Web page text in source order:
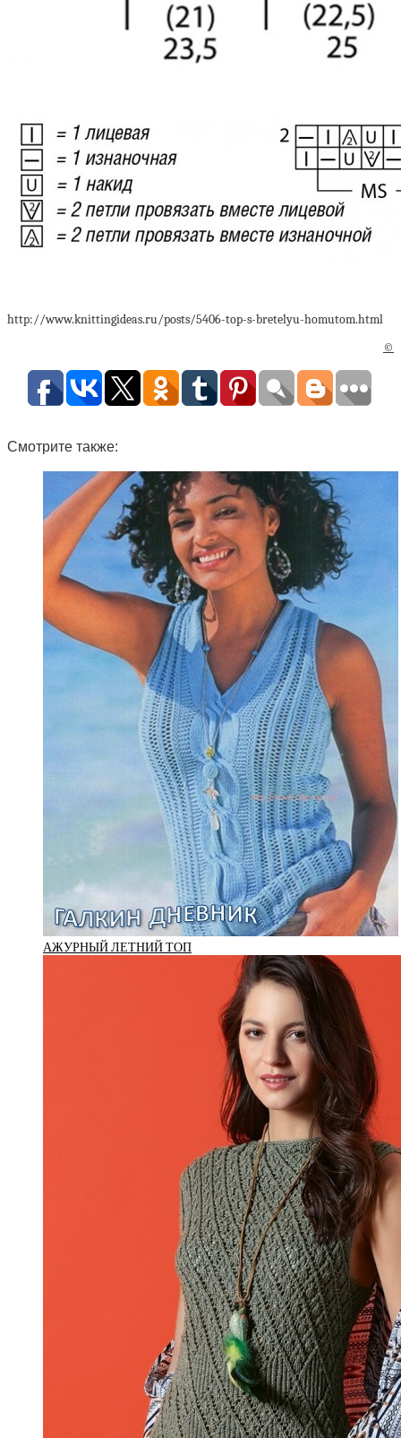
http://www.knittingideas.ru/posts/5406-top-s-bretelyu-homutom.html
©
Смотрите также:
АЖУРНЫЙ ЛЕТНИЙ ТОП